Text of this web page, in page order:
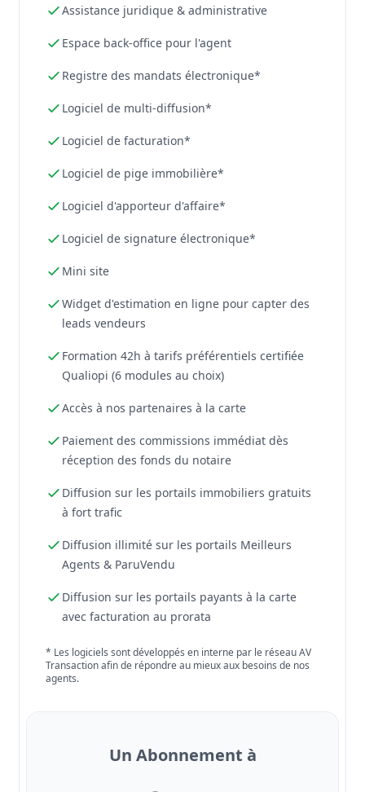
Assistance juridique & administrative
Espace back-office pour l'agent
Registre des mandats électronique*
Logiciel de multi-diffusion*
Logiciel de facturation*
Logiciel de pige immobilière*
Logiciel d'apporteur d'affaire*
Logiciel de signature électronique*
Mini site
Widget d'estimation en ligne pour capter des
leads vendeurs
Formation 42h à tarifs préférentiels certifiée
Qualiopi (6 modules au choix)
Accès à nos partenaires à la carte
Paiement des commissions immédiat dès
réception des fonds du notaire
Diffusion sur les portails immobiliers gratuits
à fort trafic
Diffusion illimité sur les portails Meilleurs
Agents & ParuVendu
Diffusion sur les portails payants à la carte
avec facturation au prorata
* Les logiciels sont développés en interne par le réseau AV
Transaction afin de répondre au mieux aux besoins de nos
agents.
Un Abonnement à